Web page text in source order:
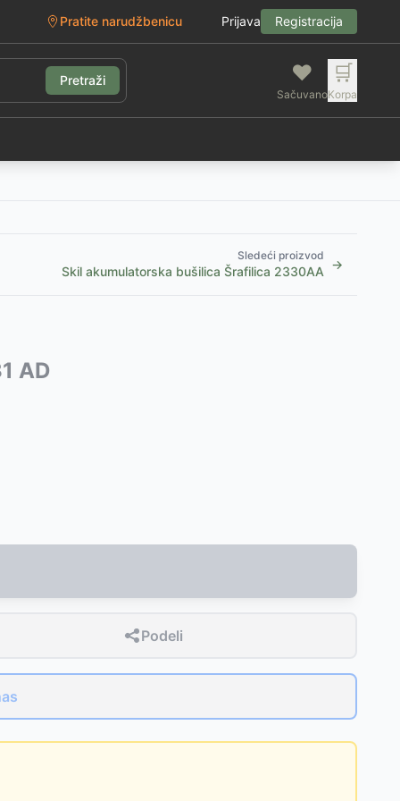
Pratite narudžbenicu Prijava Registracija
Pretraži ❤️
Sačuvano
🛒
Korpa
Sledeći proizvod
Skil akumulatorska bušilica Šrafilica 2330AA →
AD
Podeli